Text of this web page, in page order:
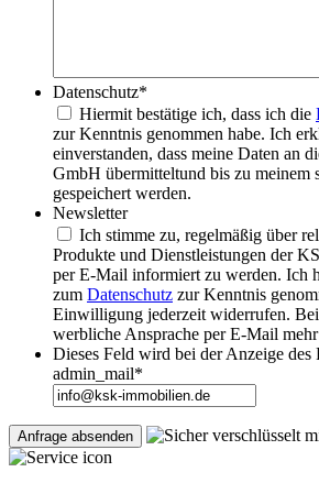
Datenschutz*
Hiermit bestätige ich, dass ich die
zur Kenntnis genommen habe. Ich
einverstanden, dass meine Daten an
GmbH übermitteltund bis zu meinem
gespeichert werden.
Newsletter
Ich stimme zu, regelmäßig über
Produkte und Dienstleistungen der
per E-Mail informiert zu werden. Ich
zum Datenschutz zur Kenntnis
Einwilligung jederzeit widerrufen.
werbliche Ansprache per E-Mail
Dieses Feld wird bei der Anzeige des
admin_mail*